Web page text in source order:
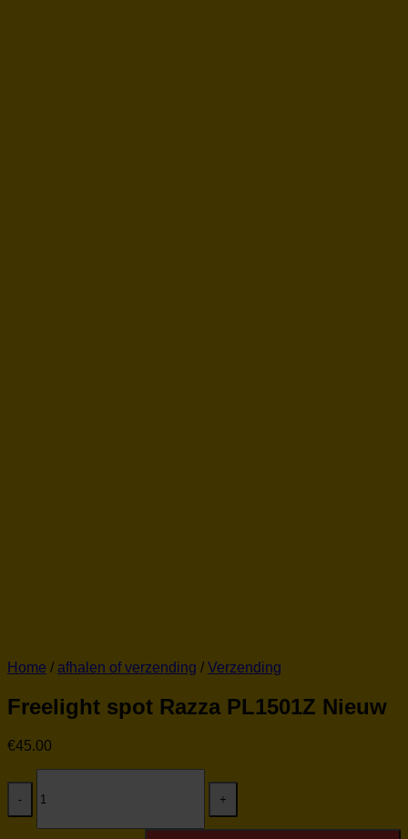
Home / afhalen of verzending / Verzending
Freelight spot Razza PL1501Z Nieuw
€45.00
spot
Razza
PL1501Z